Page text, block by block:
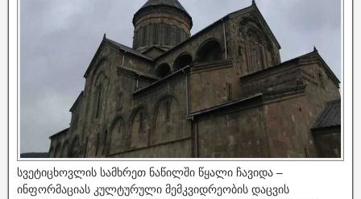
სვეტიცხოვლის სამხრეთ ნაწილში წყალი ჩავიდა –
ინფორმაციას კულტურული მემკვიდრეობის დაცვის